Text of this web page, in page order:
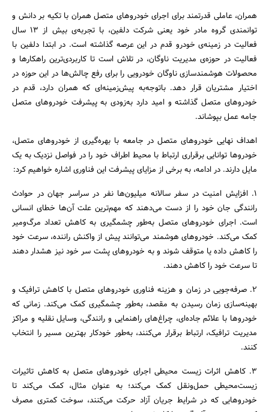
همران، عاملی قدرتمند برای اجرای خودروهای متصل همران با تکیه بر دانش و
توانمندی گروه مادر خود یعنی شرکت دلفین، با تجربه‌ی بیش از ۱۳ سال
فعالیت در زمینه‌ی خودرو قدم در این عرصه گذاشته است. در ابتدا دلفین با
فعالیت در حوزه‌ی مدیریت ناوگان، در تلاش است تا کاربردی‌ترین راهکارها و
محصولات هوشمندسازی ناوگان خودرویی را برای رفع چالش‌ها در این حوزه‌ در
اختیار مشتریان قرار دهد. با‌توجه‌به پیش‌زمینه‌ای که همران دارد، قدم در
خودروهای متصل گذاشته و امید دارد به‌زودی به پیشرفت خودروهای متصل
جامه عمل بپوشاند.
اهداف نهایی خودروهای متصل در جامعه با بهره‌گیری از خودروهای متصل،
خودروها توانایی برقراری ارتباط با محیط اطراف خود را در فواصل نزدیک به یک
مایل دارند. در ادامه، به برخی از مزایای پیشرفت این فناوری اشاره خواهیم کرد:
۱. افزایش امنیت در سفر سالانه میلیون‌ها نفر در سراسر جهان در حوادث
رانندگی جان خود را از دست می‌دهند که مهم‌ترین علت آن‌ها خطای انسانی
است. اجرای خودروهای متصل به‌طور چشمگیری به کاهش تعداد مرگ‌و‌میر
کمک می‌کند. خودروهای هوشمند می‌توانند پیش از واکنش راننده، سرعت خود
را کاهش داده یا متوقف شوند و به خودروهای پشت سر خود نیز هشدار دهند
تا سرعت خود را کاهش دهند.
۲. صرفه‌جویی در زمان و هزینه فناوری خودروهای متصل با کاهش ترافیک و
بهینه‌سازی زمان رسیدن به مقصد، به‌طور چشمگیری کمک می‌کند. زمانی که
خودروها با علائم جاده‌ای، چراغ‌های راهنمایی و رانندگی، وسایل نقلیه و مراکز
مدیریت ترافیک، ارتباط برقرار می‌کنند، به‌طور خودکار بهترین مسیر را انتخاب
کنند.
۳. کاهش اثرات زیست محیطی اجرای خودروهای متصل به کاهش تاثیرات
زیست‌محیطی حمل‌و‌نقل کمک می‌کند؛ به عنوان مثال، کمک می‌کند تا
خودروهایی که در شرایط جریان آزاد حرکت می‌کنند، سوخت کمتری مصرف